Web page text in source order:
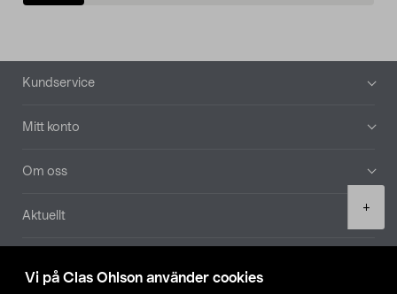
Vi på Clas Ohlson använder cookies
+
Sidfot
Kundservice
Mitt konto
Om oss
Aktuellt